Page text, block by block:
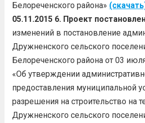
Белореченского района»
05.11.2015 6. Проект
изменений в постановление
Дружненского сельского
Белореченского района от 03
«Об утверждении
предоставления муниципальной
разрешения на строительство на
Дружненского сельского